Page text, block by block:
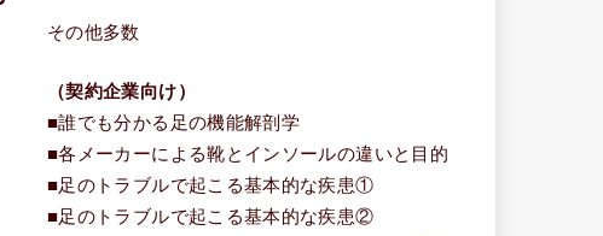
その他多数
（契約企業向け）
■誰でも分かる足の機能解剖学
■各メーカーによる靴とインソールの違いと目的
■足のトラブルで起こる基本的な疾患①
■足のトラブルで起こる基本的な疾患②